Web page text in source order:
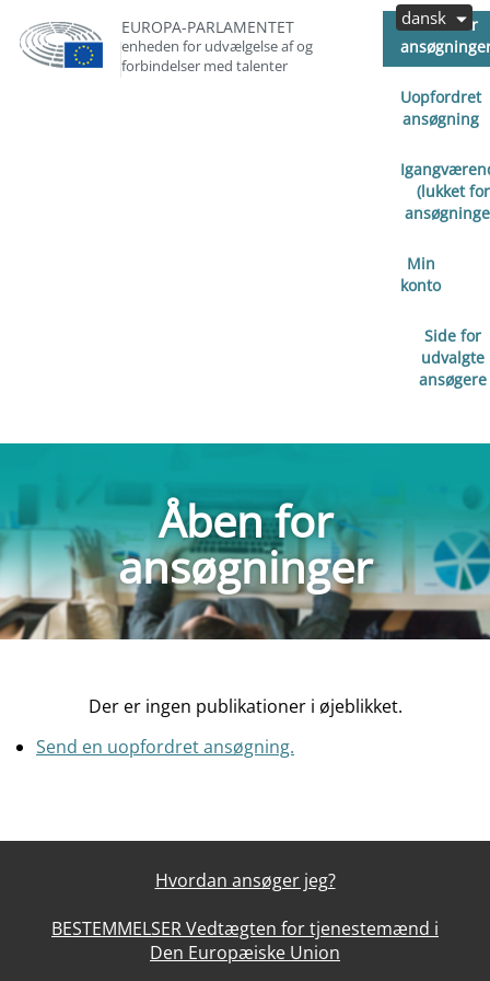
EUROPA-PARLAMENTET
enheden for udvælgelse af og
forbindelser med talenter
Åben for
Uopfordret
ansøgning
(lukket for
Min
konto
Side for
udvalgte
ansøgere
dansk
Åben for
ansøgninger
Der er ingen publikationer i øjeblikket.
Send en uopfordret ansøgning.
Hvordan ansøger jeg?
BESTEMMELSER Vedtægten for tjenestemænd i
Den Europæiske Union